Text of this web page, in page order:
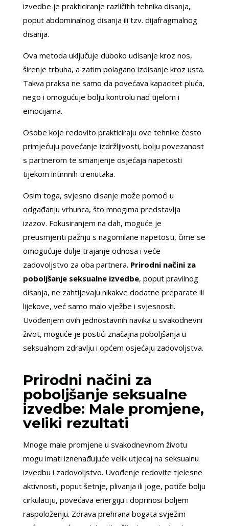
izvedbe je prakticiranje različitih tehnika disanja,
poput abdominalnog disanja ili tzv. dijafragmalnog
disanja.
Ova metoda uključuje duboko udisanje kroz nos,
širenje trbuha, a zatim polagano izdisanje kroz usta.
Takva praksa ne samo da povećava kapacitet pluća,
nego i omogućuje bolju kontrolu nad tijelom i
emocijama.
Osobe koje redovito prakticiraju ove tehnike često
primjećuju povećanje izdržljivosti, bolju povezanost
s partnerom te smanjenje osjećaja napetosti
tijekom intimnih trenutaka.
Osim toga, svjesno disanje može pomoći u
odgađanju vrhunca, što mnogima predstavlja
izazov. Fokusiranjem na dah, moguće je
preusmjeriti pažnju s nagomilane napetosti, čime se
omogućuje dulje trajanje odnosa i veće
zadovoljstvo za oba partnera. Prirodni načini za
poboljšanje seksualne izvedbe, poput pravilnog
disanja, ne zahtijevaju nikakve dodatne preparate ili
lijekove, već samo malo vježbe i svjesnosti.
Uvođenjem ovih jednostavnih navika u svakodnevni
život, moguće je postići značajna poboljšanja u
seksualnom zdravlju i općem osjećaju zadovoljstva.
Prirodni načini za
poboljšanje seksualne
izvedbe: Male promjene,
veliki rezultati
Mnoge male promjene u svakodnevnom životu
mogu imati iznenađujuće velik utjecaj na seksualnu
izvedbu i zadovoljstvo. Uvođenje redovite tjelesne
aktivnosti, poput šetnje, plivanja ili joge, potiče bolju
cirkulaciju, povećava energiju i doprinosi boljem
raspoloženju. Zdrava prehrana bogata svježim